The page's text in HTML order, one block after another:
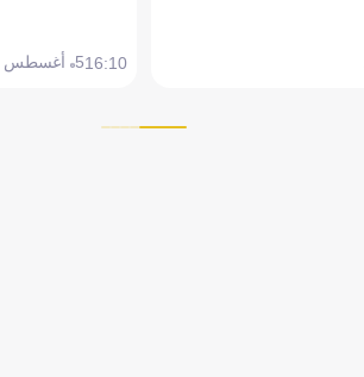
16:105 أغسطس 2026